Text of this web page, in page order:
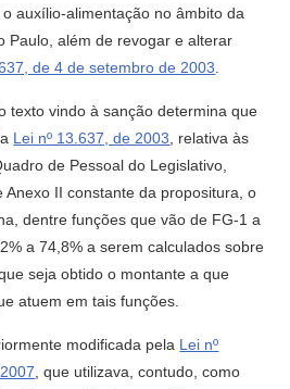
o auxílio-alimentação no âmbito da
Paulo, além de revogar e alterar
de 4 de setembro de 2003
texto vindo à sanção determina que
Lei nº 13.637, de 2003 , relativa às
de Pessoal do Legislativo,
Anexo II constante da propositura, o
dentre funções que vão de FG-1 a
a 74,8% a serem calculados sobre
seja obtido o montante a que
atuem em tais funções.
modificada pela Lei nº
, que utilizava, contudo, como